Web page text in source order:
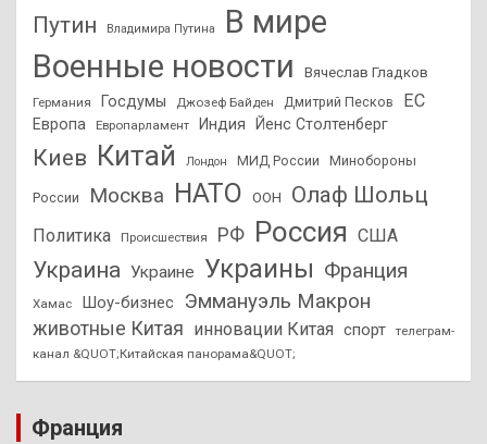
Путин
Владимира Путина
В мире
Военные новости
Вячеслав Гладков
Германия Госдумы Джозеф Байден Дмитрий Песков ЕС
Европа Европарламент Индия Йенс Столтенберг
Киев Китай Лондон МИД России Минобороны
России Москва НАТО ООН Олаф Шольц
Политика Происшествия РФ Россия США
Украина Украине Украины Франция
Хамас Шоу-бизнес Эммануэль Макрон
животные Китая инновации Китая спорт
телеграм-
канал &QUOT;Китайская панорама&QUOT;
Франция